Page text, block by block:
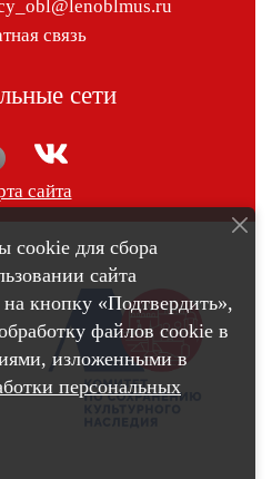
связь
сети
сайта
cookie для сбора
сайта
кнопку «Подтвердить»,
файлов cookie в
изложенными в
персональных